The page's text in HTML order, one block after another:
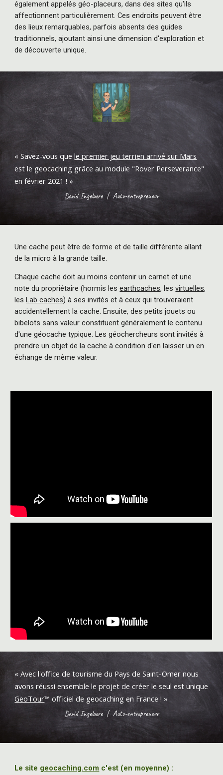
également appelés géo-placeurs, dans des sites qu'ils
affectionnent particulièrement. Ces endroits peuvent être
des lieux remarquables, parfois absents des guides
traditionnels, ajoutant ainsi une dimension d'exploration et
de découverte unique.
«Savez-vous quele premier jeu terrien arrivé sur Mars
est le geocaching grâce au module "Rover Perseverance"
en février 2021 ! »
David Ingelaere| Auto-entrepreneur
Une cache peut être de forme et de taille différente allant
de la micro à la grande taille.
Chaque cache doit au moins contenir un carnet et une
note du propriétaire (hormis lesearthcaches, lesvirtuelles,
lesLab caches) à ses invités et à ceux qui trouveraient
accidentellement la cache. Ensuite, des petits jouets ou
bibelots sans valeur constituent généralement le contenu
d'une géocache typique. Les géochercheurs sont invités à
prendre un objet de la cache à condition d'en laisser un en
échange de même valeur.
«Avec l'office de tourisme du Pays de Saint-Omer nous
avons réussi ensemble le projet de créer le seul est unique
GeoTour™ officiel de geocaching en France ! »
David Ingelaere| Auto-entrepreneur
Le site geocaching.com c'est (en moyenne) :